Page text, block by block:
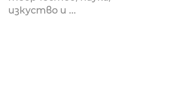
изкуство и ...